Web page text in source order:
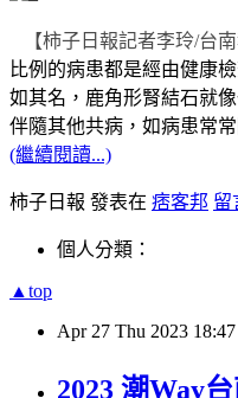
【柿子日報記者李玲/台南
比例的病患都是經由健康
如其名，鹿角形腎結石就
伴隨其他共病，如病患常
(繼續閱讀...)
柿子日報 發表在 痞客邦 留
個人分類：
▲top
Apr 27 Thu 2023 18:47
2023 潮Way